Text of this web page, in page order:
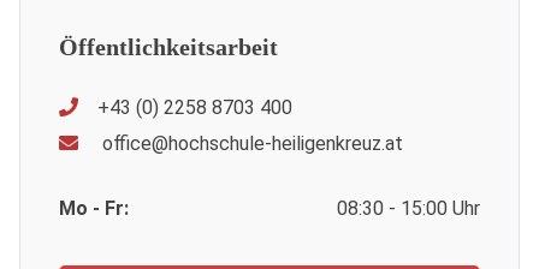
Öffentlichkeitsarbeit
+43 (0) 2258 8703 400
office@hochschule-heiligenkreuz.at
Mo - Fr: 08:30 - 15:00 Uhr